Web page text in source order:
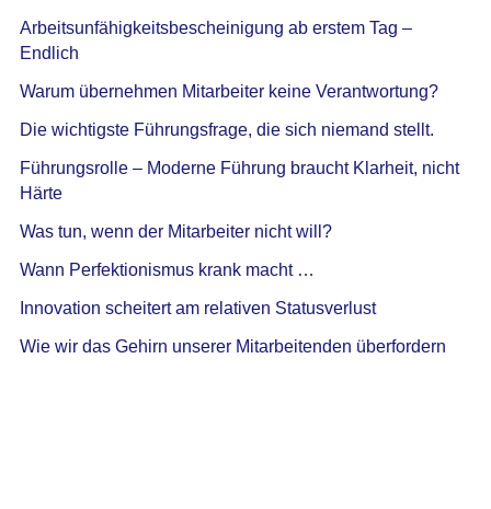
Arbeitsunfähigkeitsbescheinigung ab erstem Tag –
Endlich
Warum übernehmen Mitarbeiter keine Verantwortung?
Die wichtigste Führungsfrage, die sich niemand stellt.
Führungsrolle – Moderne Führung braucht Klarheit, nicht
Härte
Was tun, wenn der Mitarbeiter nicht will?
Wann Perfektionismus krank macht …
Innovation scheitert am relativen Statusverlust
Wie wir das Gehirn unserer Mitarbeitenden überfordern